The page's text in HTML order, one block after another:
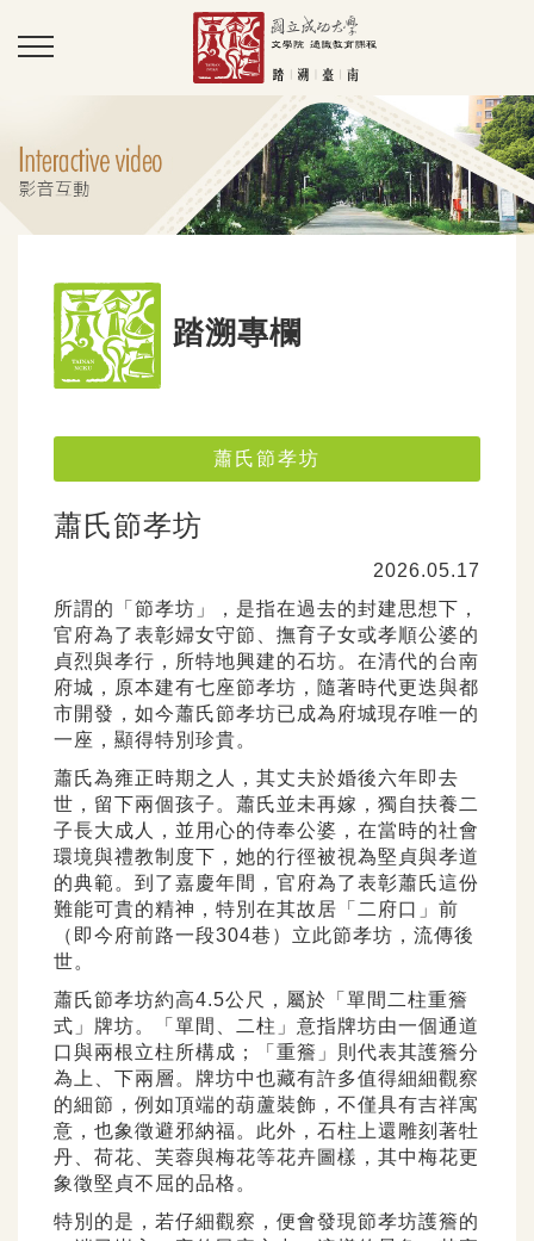
踏溯專欄
蕭氏節孝坊
蕭氏節孝坊
2026.05.17
所謂的「節孝坊」，是指在過去的封建思想下，
官府為了表彰婦女守節、撫育子女或孝順公婆的
貞烈與孝行，所特地興建的石坊。在清代的台南
府城，原本建有七座節孝坊，隨著時代更迭與都
市開發，如今蕭氏節孝坊已成為府城現存唯一的
一座，顯得特別珍貴。
蕭氏為雍正時期之人，其丈夫於婚後六年即去
世，留下兩個孩子。蕭氏並未再嫁，獨自扶養二
子長大成人，並用心的侍奉公婆，在當時的社會
環境與禮教制度下，她的行徑被視為堅貞與孝道
的典範。到了嘉慶年間，官府為了表彰蕭氏這份
難能可貴的精神，特別在其故居「二府口」前
（即今府前路一段304巷）立此節孝坊，流傳後
世。
蕭氏節孝坊約高4.5公尺，屬於「單間二柱重簷
式」牌坊。「單間、二柱」意指牌坊由一個通道
口與兩根立柱所構成；「重簷」則代表其護簷分
為上、下兩層。牌坊中也藏有許多值得細細觀察
的細節，例如頂端的葫蘆裝飾，不僅具有吉祥寓
意，也象徵避邪納福。此外，石柱上還雕刻著牡
丹、荷花、芙蓉與梅花等花卉圖樣，其中梅花更
象徵堅貞不屈的品格。
特別的是，若仔細觀察，便會發現節孝坊護簷的